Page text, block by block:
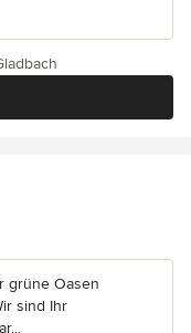
grüne Oasen
sind Ihr